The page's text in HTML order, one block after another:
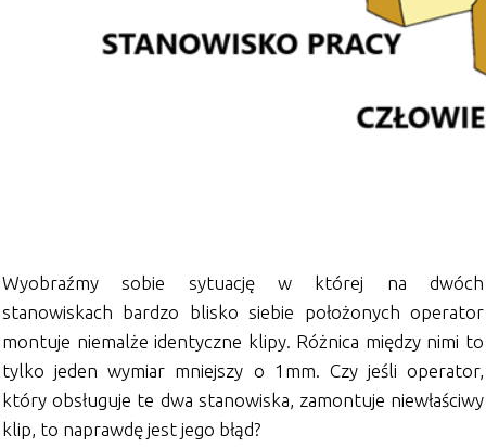
Wyobraźmy sobie sytuację w której na dwóch
stanowiskach bardzo blisko siebie położonych operator
montuje niemalże identyczne klipy. Różnica między nimi to
tylko jeden wymiar mniejszy o 1mm. Czy jeśli operator,
który obsługuje te dwa stanowiska, zamontuje niewłaściwy
klip, to naprawdę jest jego błąd?